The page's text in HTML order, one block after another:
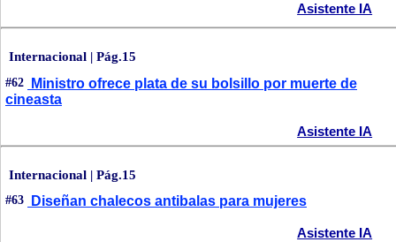
Asistente IA
Internacional | Pág.15
#62
Ministro ofrece plata de su bolsillo por muerte de
cineasta
Asistente IA
Internacional | Pág.15
#63 Diseñan chalecos antibalas para mujeres
Asistente IA